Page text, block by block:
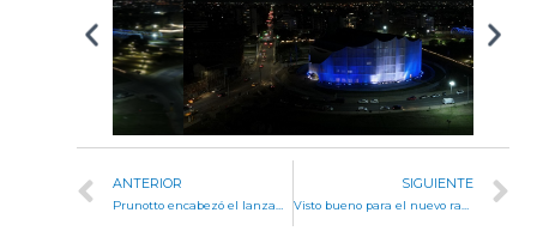
ANTERIOR
Prunotto encabezó el lanzamiento del programa Estudiantes Legisladores en el Campus Norte de la UNC
SIGUIENTE
Visto bueno para el nuevo radio comunal de Bañado de Soto